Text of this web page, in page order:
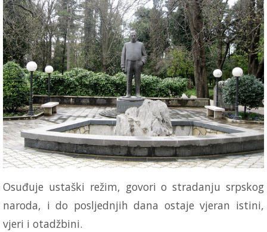
Osuđuje ustaški režim, govori o stradanju srpskog
naroda, i do posljednjih dana ostaje vjeran istini,
vjeri i otadžbini.